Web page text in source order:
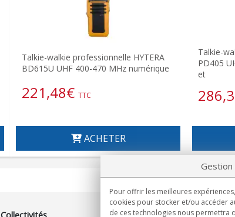
Talkie-walkie professionnelle HYTERA
BD615U UHF 400-470 MHz numérique
221,48€ TTC
ACHETER
Talkie-
PD405
et
Collectivités
Pour offrir les meilleures
cookies pour stocker et/ou accéder
de ces technologies nous permettra